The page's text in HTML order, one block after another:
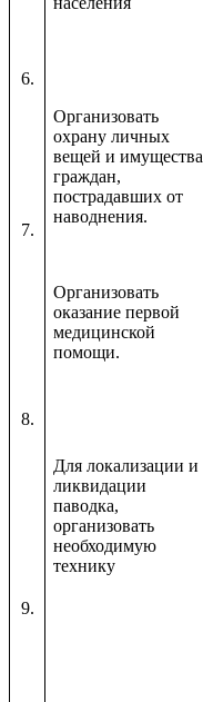
6.
7.
8.
9.
Организовать
охрану личных
вещей и имущества
граждан,
пострадавших от
наводнения.
Организовать
оказание первой
медицинской
помощи.
Для локализации и
ликвидации
паводка,
организовать
необходимую
технику